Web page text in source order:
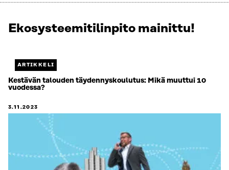
Ekosysteemitilinpito mainittu!
ARTIKKELI
Kestävän talouden täydennyskoulutus: Mikä muuttui 10
vuodessa?
3.11.2023
Näytetään
Jäljellä
0.